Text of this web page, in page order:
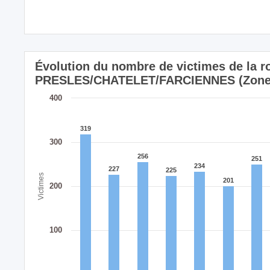
Victimes
Évolution du nombre de victimes de la
PRESLES/CHATELET/FARCIENNES
100
200
300
400
319
319
227
227
256
256
225
225
234
234
201
201
251
251